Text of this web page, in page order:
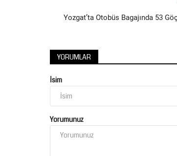
Yozgat’ta Otobüs Bagajında 53
YORUMLAR
İsim
Yorumunuz